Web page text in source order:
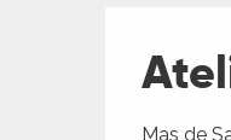
Mas de